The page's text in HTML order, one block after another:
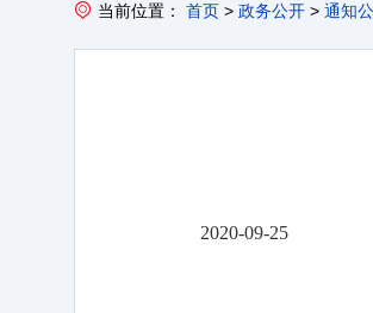
当前位置： 首页> 政务公开> 通知
2020-09-25